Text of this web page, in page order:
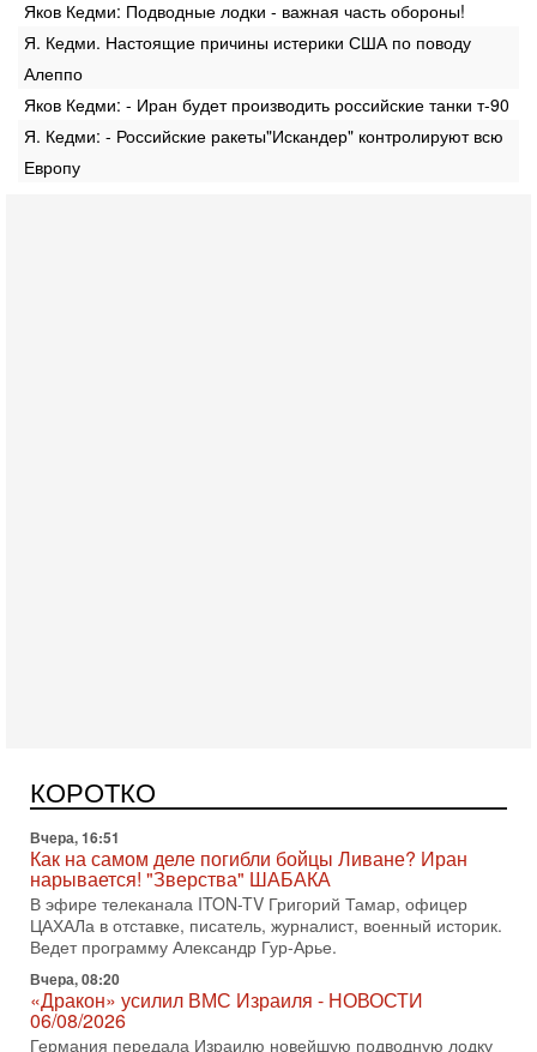
Яков Кедми: Подводные лодки - важная часть обороны!
Я. Кедми. Настоящие причины истерики США по поводу
Алеппо
Яков Кедми: - Иран будет производить российские танки т-90
Я. Кедми: - Российские ракеты"Искандер" контролируют всю
Европу
КОРОТКО
ЦАХАЛа в отставке, писатель, журналист, военный историк.
Ведет программу Александр Гур-Арье.
Вчера, 08:20
«Дракон» усилил ВМС Израиля - НОВОСТИ
06/08/2026
Германия передала Израилю новейшую подводную лодку
АХИ «Дракон», которую называют самой мощной
субмариной на Ближнем Востоке. Передача прошла на
5-08-2026, 18:16
Сколько ещё Нетаниягу продержится у власти?
«Нетаниягу вечен?» — почему предстоящие выборы в